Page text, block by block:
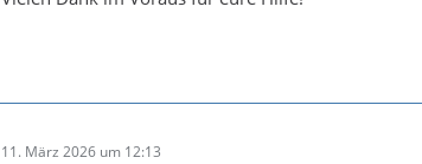
11. März 2026 um 12:13